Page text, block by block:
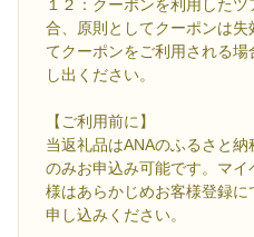
１２：クーポンを利用した
合、原則としてクーポンは
てクーポンをご利用される
し出ください。
【ご利用前に】
当返礼品はANAのふるさと
のみお申込み可能です。マ
様はあらかじめお客様登録
申し込みください。